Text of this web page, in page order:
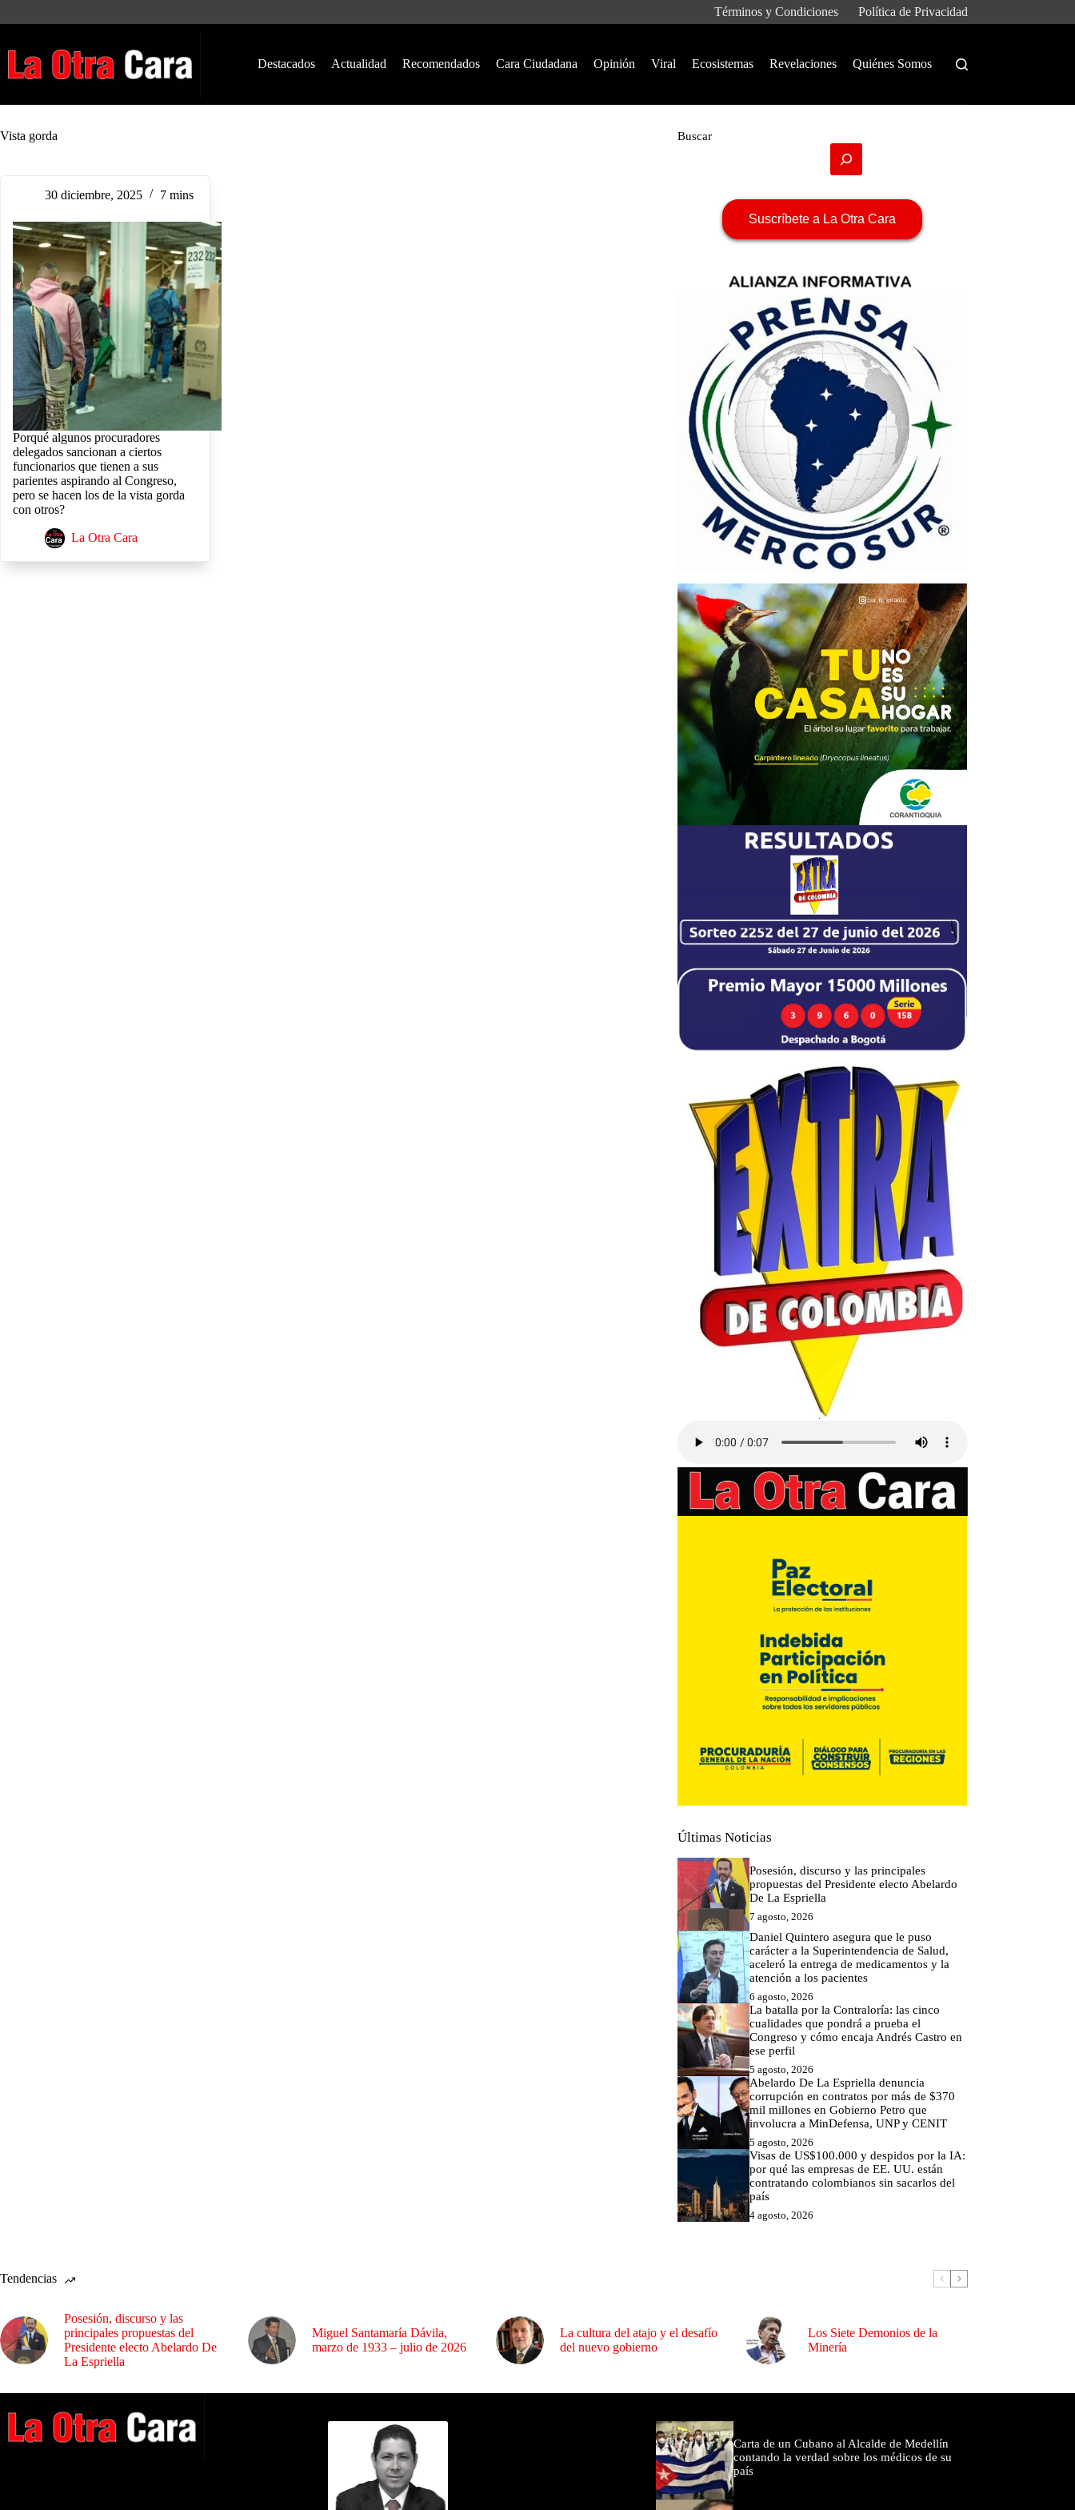
Términos y Condiciones Política de Privacidad
Destacados Actualidad Recomendados Cara Ciudadana Opinión Viral Ecosistemas Revelaciones Quiénes Somos
Vista gorda
30 diciembre, 2025 7 mins
Porqué algunos procuradores
delegados sancionan a ciertos
funcionarios que tienen a sus
parientes aspirando al Congreso,
pero se hacen los de la vista gorda
con otros?
La Otra Cara
Buscar
Suscríbete a La Otra Cara
Últimas Noticias
Posesión, discurso y las principales
propuestas del Presidente electo Abelardo
De La Espriella
7 agosto, 2026
Daniel Quintero asegura que le puso
carácter a la Superintendencia de Salud,
aceleró la entrega de medicamentos y la
atención a los pacientes
6 agosto, 2026
La batalla por la Contraloría: las cinco
cualidades que pondrá a prueba el
Congreso y cómo encaja Andrés Castro en
ese perfil
5 agosto, 2026
Abelardo De La Espriella denuncia
corrupción en contratos por más de $370
mil millones en Gobierno Petro que
involucra a MinDefensa, UNP y CENIT
5 agosto, 2026
Visas de US$100.000 y despidos por la IA:
por qué las empresas de EE. UU. están
contratando colombianos sin sacarlos del
país
4 agosto, 2026
Tendencias
Posesión, discurso y las
principales propuestas del
Presidente electo Abelardo De
La Espriella
Miguel Santamaría Dávila,
marzo de 1933 – julio de 2026
La cultura del atajo y el desafío
del nuevo gobierno
Los Siete Demonios de la
Minería
Carta de un Cubano al Alcalde de Medellín
contando la verdad sobre los médicos de su
país